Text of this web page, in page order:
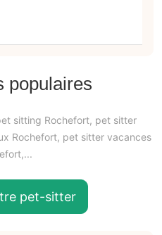
populaires
sitting Rochefort, pet sitter
Rochefort, pet sitter vacances
pet-sitter